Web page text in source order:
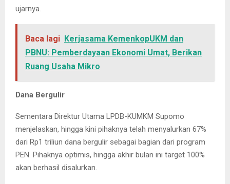
ujarnya.
Baca lagi Kerjasama KemenkopUKM dan
PBNU: Pemberdayaan Ekonomi Umat, Berikan
Ruang Usaha Mikro
Dana Bergulir
Sementara Direktur Utama LPDB-KUMKM Supomo
menjelaskan, hingga kini pihaknya telah menyalurkan 67%
dari Rp1 triliun dana bergulir sebagai bagian dari program
PEN. Pihaknya optimis, hingga akhir bulan ini target 100%
akan berhasil disalurkan.